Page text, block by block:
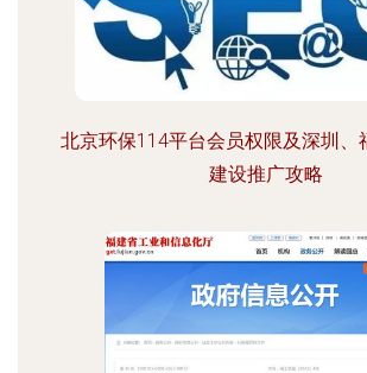
北京环保114平台会员权限及深圳、
建设推广攻略